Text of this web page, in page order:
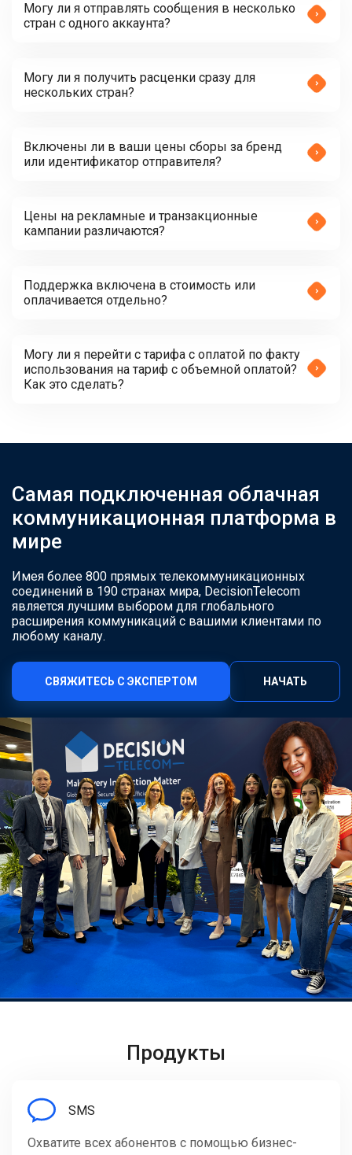
Могу ли я отправлять сообщения в несколько
стран с одного аккаунта?
Могу ли я получить расценки сразу для
нескольких стран?
Включены ли в ваши цены сборы за бренд
или идентификатор отправителя?
Цены на рекламные и транзакционные
кампании различаются?
Поддержка включена в стоимость или
оплачивается отдельно?
Могу ли я перейти с тарифа с оплатой по факту
использования на тариф с объемной оплатой?
Как это сделать?
Самая подключенная облачная
коммуникационная платформа в
мире
Имея более 800 прямых телекоммуникационных
соединений в 190 странах мира, DecisionTelecom
является лучшим выбором для глобального
расширения коммуникаций с вашими клиентами по
любому каналу.
СВЯЖИТЕСЬ С ЭКСПЕРТОМ НАЧАТЬ
Продукты
SMS
Охватите всех абонентов с помощью бизнес-